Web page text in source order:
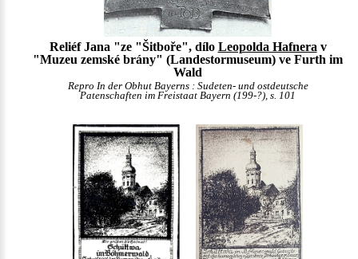
Reliéf Jana "ze "Šitboře", dílo Leopolda Hafnera v
"Muzeu zemské brány" (Landestormuseum) ve Furth im
Wald
Repro In der Obhut Bayerns : Sudeten- und ostdeutsche
Patenschaften im Freistaat Bayern (199-?), s. 101